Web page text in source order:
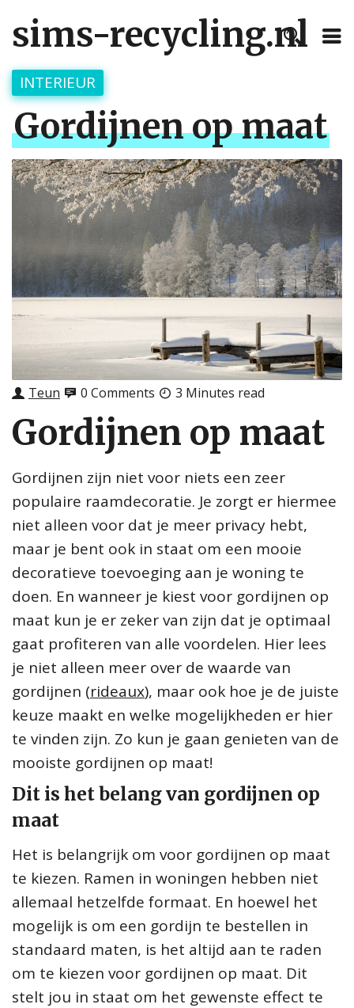
sims-recycling.nl
INTERIEUR
Gordijnen op maat
Teun 0 Comments 3 Minutes read
Gordijnen op maat
Gordijnen zijn niet voor niets een zeer
populaire raamdecoratie. Je zorgt er hiermee
niet alleen voor dat je meer privacy hebt,
maar je bent ook in staat om een mooie
decoratieve toevoeging aan je woning te
doen. En wanneer je kiest voor gordijnen op
maat kun je er zeker van zijn dat je optimaal
gaat profiteren van alle voordelen. Hier lees
je niet alleen meer over de waarde van
gordijnen (rideaux), maar ook hoe je de juiste
keuze maakt en welke mogelijkheden er hier
te vinden zijn. Zo kun je gaan genieten van de
mooiste gordijnen op maat!
Dit is het belang van gordijnen op
maat
Het is belangrijk om voor gordijnen op maat
te kiezen. Ramen in woningen hebben niet
allemaal hetzelfde formaat. En hoewel het
mogelijk is om een gordijn te bestellen in
standaard maten, is het altijd aan te raden
om te kiezen voor gordijnen op maat. Dit
stelt jou in staat om het gewenste effect te